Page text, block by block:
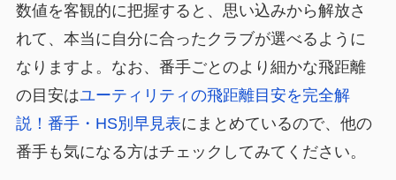
数値を客観的に把握すると、思い込みから解放さ
れて、本当に自分に合ったクラブが選べるように
なりますよ。なお、番手ごとのより細かな飛距離
の目安はユーティリティの飛距離目安を完全解
説！番手・HS別早見表にまとめているので、他の
番手も気になる方はチェックしてみてください。